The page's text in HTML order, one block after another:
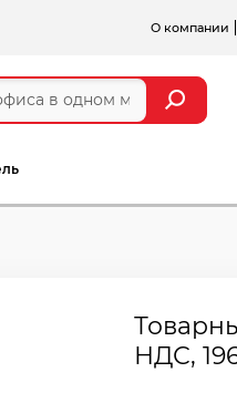
О компании
НДС,